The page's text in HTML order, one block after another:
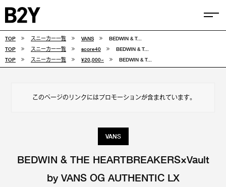
COLUMN
FEATURE
CONVERSE
TOP スニーカー一覧 VANS
BEDWIN & T...
TOP
スニーカー一覧 score40
BEDWIN & T...
TOP
スニーカー一覧 ¥20,000~ BEDWIN & T...
このページのリンクにはプロモーションが含まれています。
VANS
BEDWIN & THE HEARTBREAKERS×Vault
by VANS OG AUTHENTIC LX